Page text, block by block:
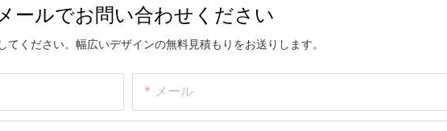
ールでお問い合わせください
ください。幅広いデザインの無料見積もりをお送りします。
メール